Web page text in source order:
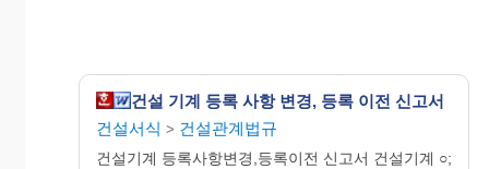
건설 기계 등록 사항 변경, 등록 이전 신고서
건설서식 > 건설관계법규
건설기계 등록사항변경,등록이전 신고서 건설기계 ○;